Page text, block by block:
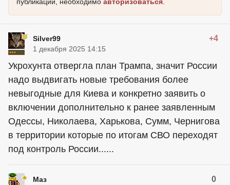
Silver99 +4
1 декабря 2025 14:15
Укрохунта отвергла план Трампа, значит России
надо выдвигать новые требования более
невыгодные для Киева и конкретно заявить о
включении дополнительно к ранее заявленным
Одессы, Николаева, Харькова, Сумм, Чернигова
в территории которые по итогам СВО переходят
под контроль России......
Маз 0